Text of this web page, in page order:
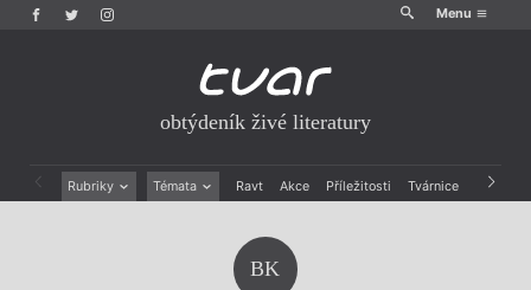
Menu
obtýdeník živé literatury
Rubriky Témata Ravt Akce Příležitosti Tvárnice Archiv
BK